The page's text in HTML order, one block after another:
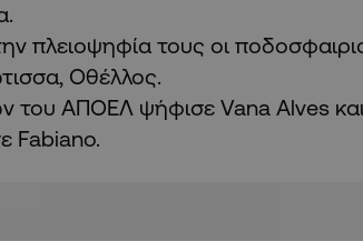
πλειοψηφία τους οι
Οθέλλος.
του ΑΠΟΕΛ ψήφισε Vana Alves
Fabiano.